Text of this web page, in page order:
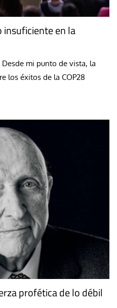
insuficiente en la
Desde mi punto de vista, la
los éxitos de la COP28
profética de lo débil